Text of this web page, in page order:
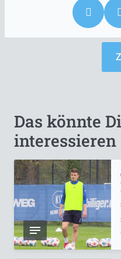
Das könnte
interessieren